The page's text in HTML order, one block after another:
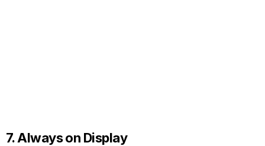
7. Always on Display